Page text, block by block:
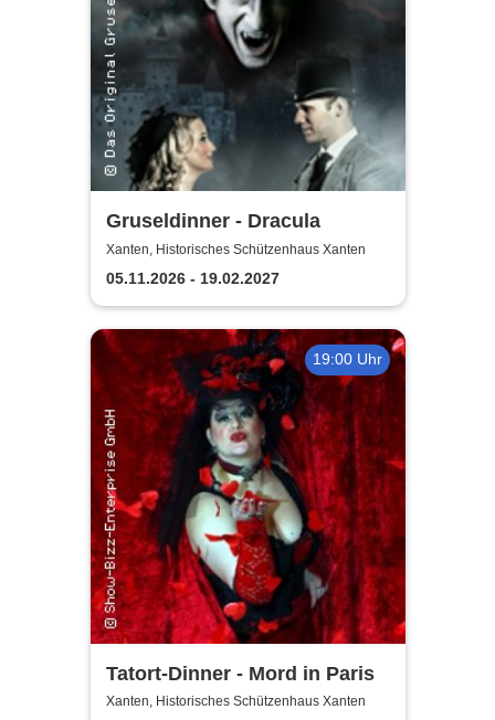
Gruseldinner - Dracula
Xanten, Historisches Schützenhaus Xanten
05.11.2026 - 19.02.2027
19:00 Uhr
Tatort-Dinner - Mord in Paris
Xanten, Historisches Schützenhaus Xanten